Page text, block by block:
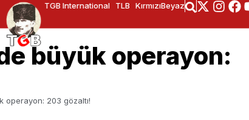
TGB International TLB KırmızıBeyaz
büyük operayon:
operayon: 203 gözaltı!